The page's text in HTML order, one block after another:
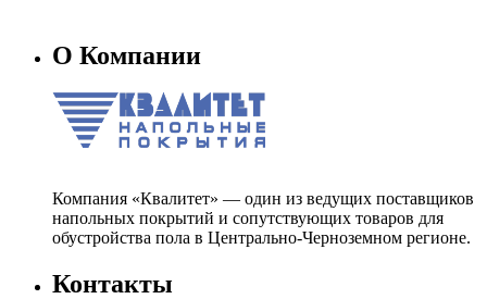
О Компании
Компания «Квалитет» — один из ведущих поставщиков
напольных покрытий и сопутствующих товаров для
обустройства пола в Центрально-Черноземном регионе.
Контакты